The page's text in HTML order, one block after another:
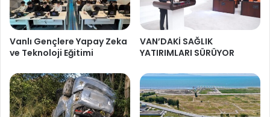
Vanlı Gençlere Yapay Zeka
ve Teknoloji Eğitimi
VAN’DAKİ SAĞLIK
YATIRIMLARI SÜRÜYOR